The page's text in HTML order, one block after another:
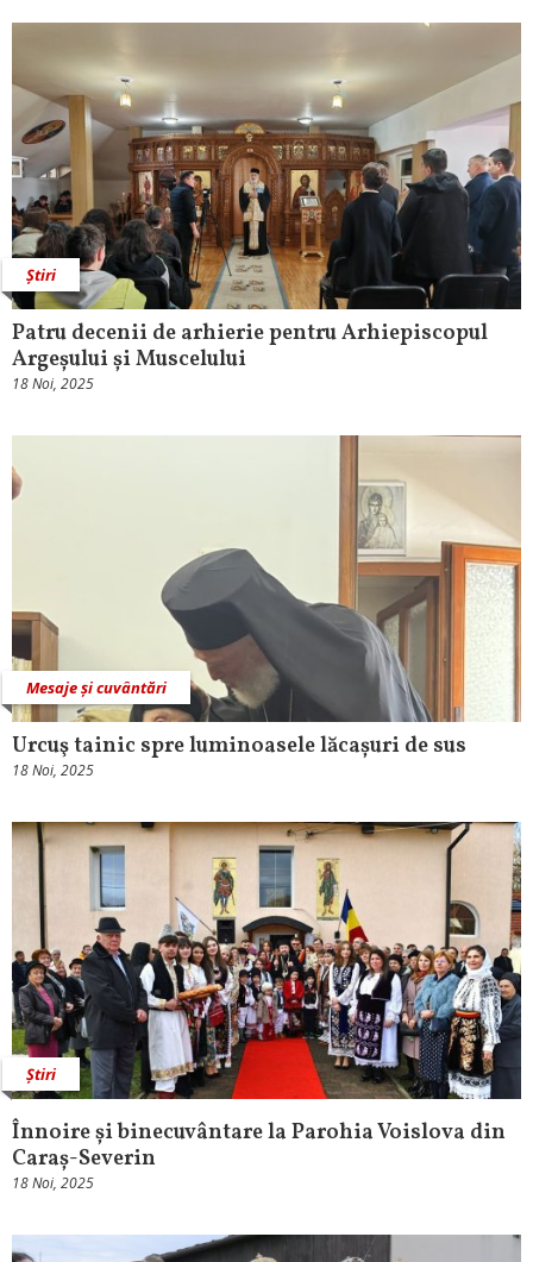
Știri
Patru decenii de arhierie pentru Arhiepiscopul
Argeșului și Muscelului
18 Noi, 2025
Mesaje și cuvântări
Urcuş tainic spre luminoasele lăcașuri de sus
18 Noi, 2025
Știri
Înnoire și binecuvântare la Parohia Voislova din
Caraș-Severin
18 Noi, 2025